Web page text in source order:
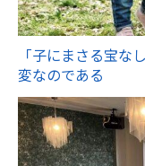
「子にまさる宝
変なのである